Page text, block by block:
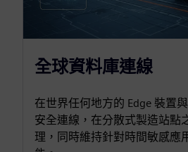
全球資料庫連線
在世界任何地方的 Edge 裝置
安全連線，在分散式製造站點
理，同時維持針對時間敏感應